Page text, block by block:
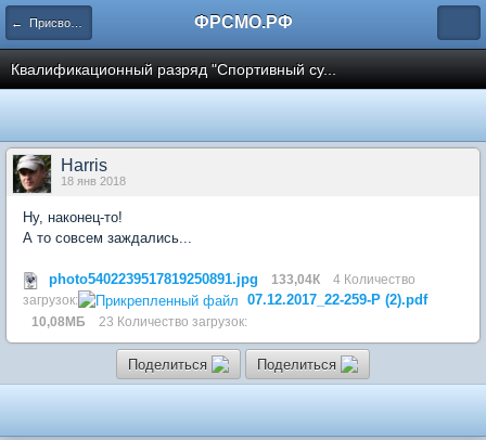
← Присвоение спортивных разрядов и судейских категорий ФРСМО.РФ
Квалификационный разряд "Спортивный су...
Harris
18 янв 2018
Ну, наконец-то!
А то совсем заждались...
photo5402239517819250891.jpg 133,04К
4 Количество
загрузок:
07.12.2017_22-259-Р (2).pdf
10,08МБ 23 Количество загрузок:
Поделиться Поделиться